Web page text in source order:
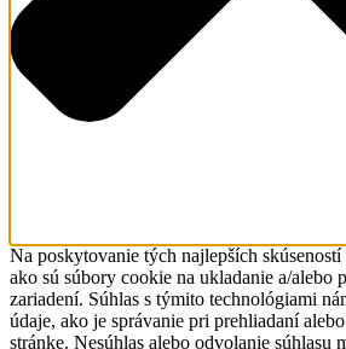
Na poskytovanie tých najlepších
ako sú súbory cookie na ukladanie a/alebo
zariadení. Súhlas s týmito technológiami
údaje, ako je správanie pri prehliadaní
stránke. Nesúhlas alebo odvolanie súhlasu